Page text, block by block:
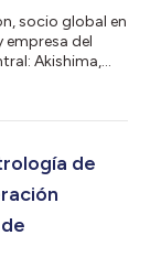
socio global en
empresa del
Akishima,
y la
mundial en
de